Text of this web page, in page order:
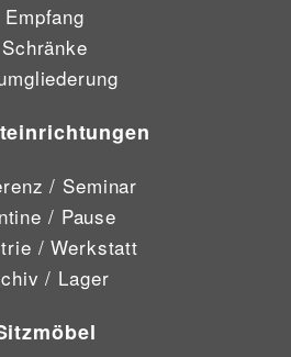
Empfang
Schränke
/ Seminar
/ Pause
/ Werkstatt
/ Lager